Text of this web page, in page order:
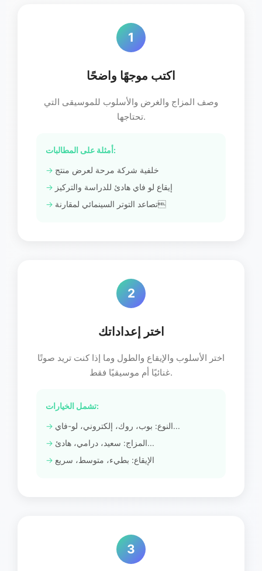
1
اكتب موجهًا واضحًا
وصف المزاج والغرض والأسلوب للموسيقى التي
تحتاجها.
أمثلة على المطالبات:
خلفية شركة مرحة لعرض منتج
إيقاع لو فاي هادئ للدراسة والتركيز
تصاعد التوتر السينمائي لمقارنة
2
اختر إعداداتك
اختر الأسلوب والإيقاع والطول وما إذا كنت تريد صوتًا
غنائيًا أم موسيقيًا فقط.
تشمل الخيارات:
النوع: بوب، روك، إلكتروني، لو-فاي...
المزاج: سعيد، درامي، هادئ...
الإيقاع: بطيء، متوسط، سريع
3